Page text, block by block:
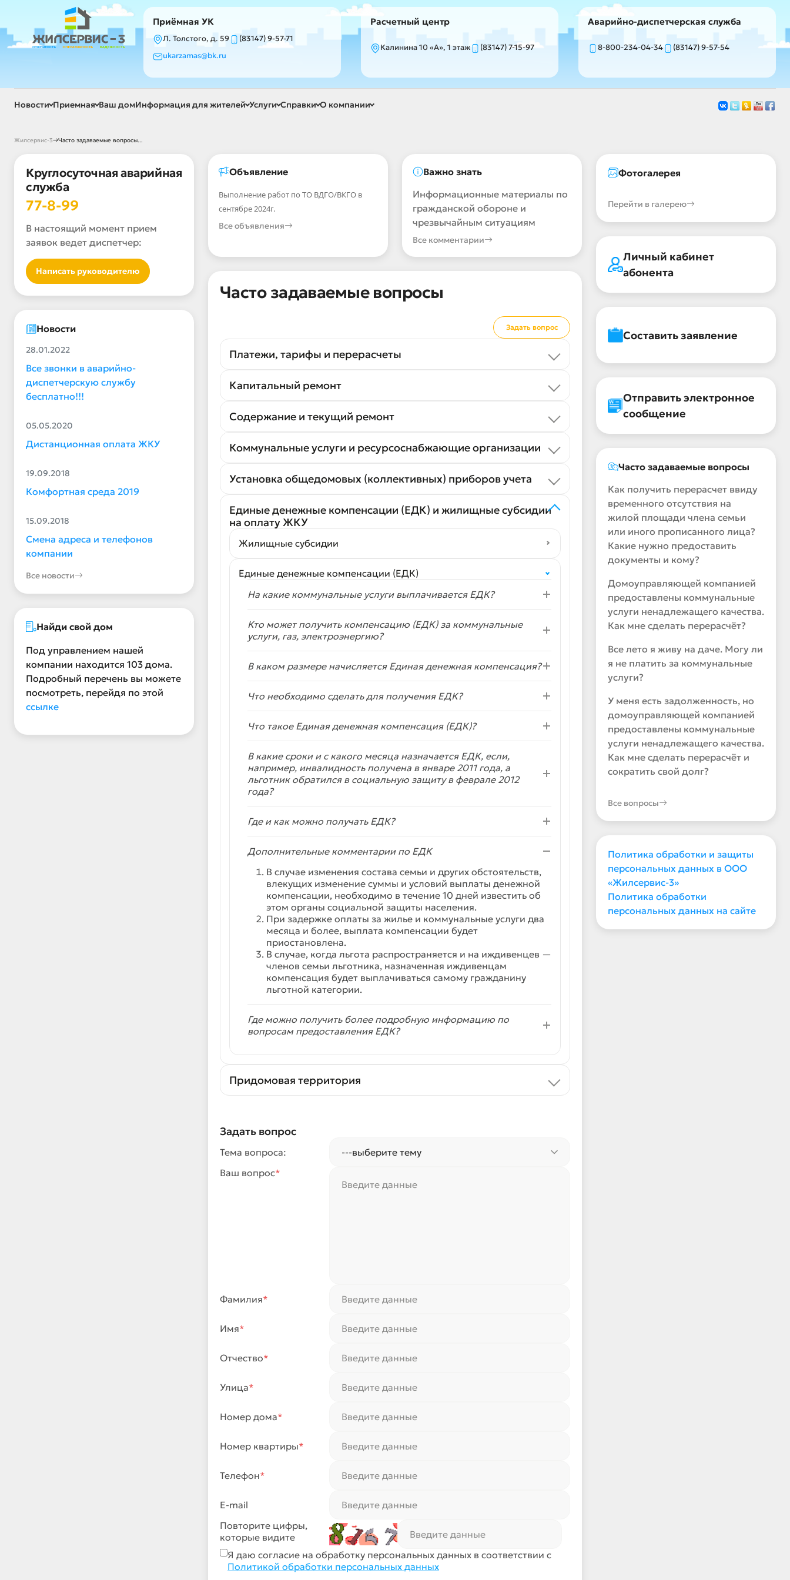
Приёмная УК
Л. Толстого, д. 59
(83147) 9-57-71
ukarzamas@bk.ru
Расчетный центр
Калинина 10 «А», 1 этаж (83147) 7-15-97
Аварийно-диспетчерская служба
8-800-234-04-34 (83147) 9-57-54
Новости Приемная Ваш домИнформация для жителей Услуги Справки О компании
Жилсервис-3→Часто задаваемые вопросы...
Круглосуточная аварийная
служба
77-8-99
В настоящий момент прием
заявок ведет диспетчер:
Написать руководителю
Новости
28.01.2022
Все звонки в аварийно-
диспетчерскую службу
бесплатно!!!
05.05.2020
Дистанционная оплата ЖКУ
19.09.2018
Комфортная среда 2019
15.09.2018
Смена адреса и телефонов
компании
Все новости
Найди свой дом
Под управлением нашей
компании находится 103 дома.
Подробный перечень вы можете
посмотреть, перейдя по этой
ссылке
Объявление
Выполнение работ по ТО ВДГО/ВКГО в
сентябре 2024г.
Все объявления
Важно знать
Информационные материалы по
гражданской обороне и
чрезвычайным ситуациям
Все комментарии
Часто задаваемые вопросы
Задать вопрос
Платежи, тарифы и перерасчеты
Капитальный ремонт
Содержание и текущий ремонт
Коммунальные услуги и ресурсоснабжающие организации
Установка общедомовых (коллективных) приборов учета
Единые денежные компенсации (ЕДК) и жилищные субсидии
на оплату ЖКУ
Жилищные субсидии
Единые денежные компенсации (ЕДК)
На какие коммунальные услуги выплачивается ЕДК?
Кто может получить компенсацию (ЕДК) за коммунальные
услуги, газ, электроэнергию?
В каком размере начисляется Единая денежная компенсация?
Что необходимо сделать для получения ЕДК?
Что такое Единая денежная компенсация (ЕДК)?
В какие сроки и с какого месяца назначается ЕДК, если,
например, инвалидность получена в январе 2011 года, а
льготник обратился в социальную защиту в феврале 2012
года?
Где и как можно получать ЕДК?
Дополнительные комментарии по ЕДК
В случае изменения состава семьи и других обстоятельств,
влекущих изменение суммы и условий выплаты денежной
компенсации, необходимо в течение 10 дней известить об
этом органы социальной защиты населения.
При задержке оплаты за жилье и коммунальные услуги два
месяца и более, выплата компенсации будет
приостановлена.
В случае, когда льгота распространяется и на иждивенцев —
членов семьи льготника, назначенная иждивенцам
компенсация будет выплачиваться самому гражданину
льготной категории.
Где можно получить более подробную информацию по
вопросам предоставления ЕДК?
Придомовая территория
Задать вопрос
Тема вопроса:
Ваш вопрос*
Фамилия*
Имя*
Отчество*
Улица*
Номер дома*
Номер квартиры*
Телефон*
E-mail
Повторите цифры,
которые видите
Я даю согласие на обработку персональных данных в соответствии с
Политикой обработки персональных данных
Фотогалерея
Перейти в галерею
Личный кабинет
абонента
Составить заявление
Отправить электронное
сообщение
Часто задаваемые вопросы
Как получить перерасчет ввиду
временного отсутствия на
жилой площади члена семьи
или иного прописанного лица?
Какие нужно предоставить
документы и кому?
Домоуправляющей компанией
предоставлены коммунальные
услуги ненадлежащего качества.
Как мне сделать перерасчёт?
Все лето я живу на даче. Могу ли
я не платить за коммунальные
услуги?
У меня есть задолженность, но
домоуправляющей компанией
предоставлены коммунальные
услуги ненадлежащего качества.
Как мне сделать перерасчёт и
сократить свой долг?
Все вопросы
Политика обработки и защиты
персональных данных в ООО
«Жилсервис-3»
Политика обработки
персональных данных на сайте